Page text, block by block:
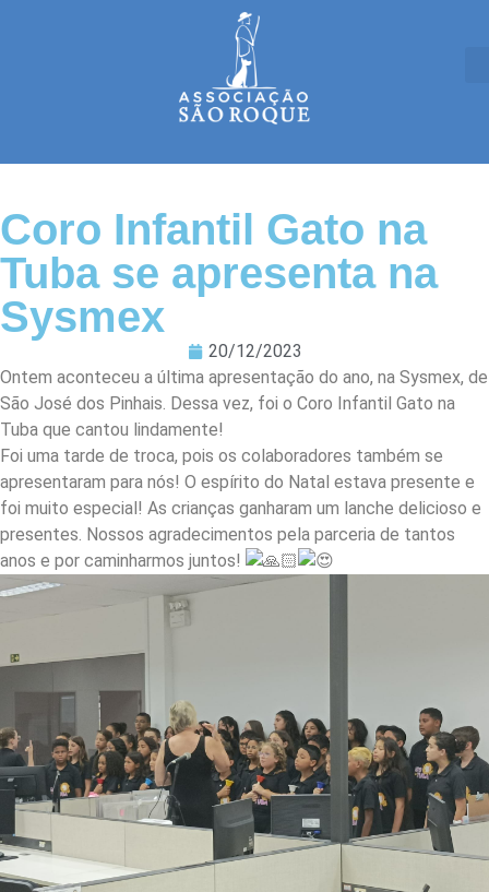
Coro Infantil Gato na
Tuba se apresenta na
Sysmex
20/12/2023
Ontem aconteceu a última apresentação do ano, na Sysmex, de
São José dos Pinhais. Dessa vez, foi o Coro Infantil Gato na
Tuba que cantou lindamente!
Foi uma tarde de troca, pois os colaboradores também se
apresentaram para nós! O espírito do Natal estava presente e
foi muito especial! As crianças ganharam um lanche delicioso e
presentes. Nossos agradecimentos pela parceria de tantos
anos e por caminharmos juntos!